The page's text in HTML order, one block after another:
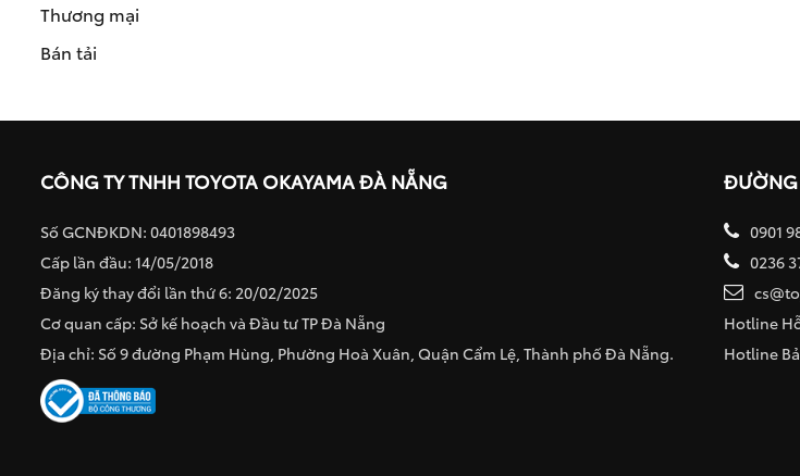
Thương mại
Bán tải
CÔNG TY TNHH TOYOTA OKAYAMA ĐÀ NẴNG
Số GCNĐKDN: 0401898493
Cấp lần đầu: 14/05/2018
Đăng ký thay đổi lần thứ 6: 20/02/2025
Cơ quan cấp: Sở kế hoạch và Đầu tư TP Đà Nẵng
Địa chỉ: Số 9 đường Phạm Hùng, Phường Hoà Xuân, Quận Cẩm Lệ, Thành phố Đà Nẵng.
ĐƯỜNG
0901
0236
Hotline
Hotline